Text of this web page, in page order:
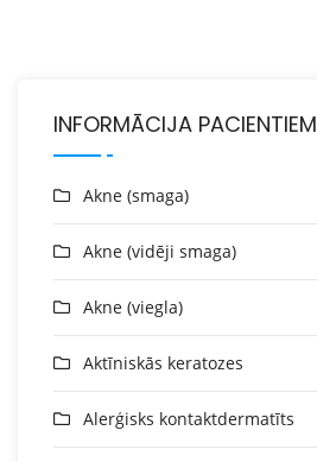
INFORMĀCIJA PACIENTIEM
Akne (smaga)
Akne (vidēji smaga)
Akne (viegla)
Aktīniskās keratozes
Alerģisks kontaktdermatīts